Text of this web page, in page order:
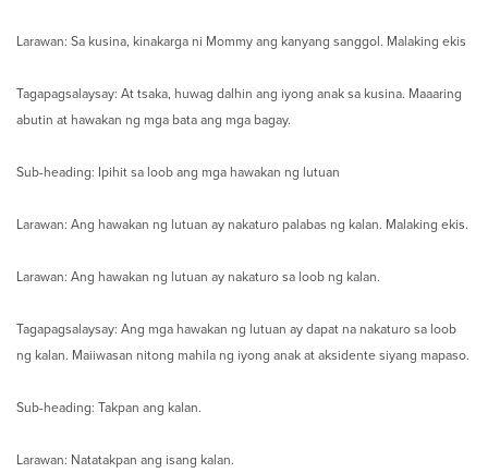
Larawan: Sa kusina, kinakarga ni Mommy ang kanyang sanggol. Malaking ekis
Tagapagsalaysay: At tsaka, huwag dalhin ang iyong anak sa kusina. Maaaring
abutin at hawakan ng mga bata ang mga bagay.
Sub-heading: Ipihit sa loob ang mga hawakan ng lutuan
Larawan: Ang hawakan ng lutuan ay nakaturo palabas ng kalan. Malaking ekis.
Larawan: Ang hawakan ng lutuan ay nakaturo sa loob ng kalan.
Tagapagsalaysay: Ang mga hawakan ng lutuan ay dapat na nakaturo sa loob
ng kalan. Maiiwasan nitong mahila ng iyong anak at aksidente siyang mapaso.
Sub-heading: Takpan ang kalan.
Larawan: Natatakpan ang isang kalan.